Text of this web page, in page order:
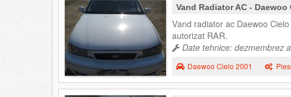
Vand Radiator AC -
Vand radiator ac Daewoo
autorizat RAR.
Date tehnice: dezmembrez
Daewoo Cielo 2001